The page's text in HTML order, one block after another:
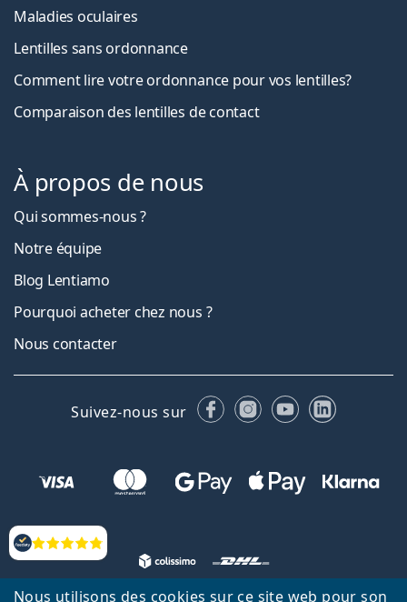
Nous utilisons des cookies sur ce site web pour son
Évaluation
Maladies oculaires
Lentilles sans ordonnance
Comment lire votre ordonnance pour vos lentilles?
Comparaison des lentilles de contact
À propos de nous
Qui sommes-nous ?
Notre équipe
Blog Lentiamo
Pourquoi acheter chez nous ?
Nous contacter
Suivez-nous sur FacebookInstagram
YouTubeLinkedIn